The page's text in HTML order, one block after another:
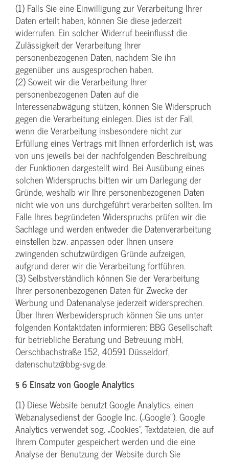
(1) Falls Sie eine Einwilligung zur Verarbeitung Ihrer
Daten erteilt haben, können Sie diese jederzeit
widerrufen. Ein solcher Widerruf beeinflusst die
Zulässigkeit der Verarbeitung Ihrer
personenbezogenen Daten, nachdem Sie ihn
gegenüber uns ausgesprochen haben.
(2) Soweit wir die Verarbeitung Ihrer
personenbezogenen Daten auf die
Interessenabwägung stützen, können Sie Widerspruch
gegen die Verarbeitung einlegen. Dies ist der Fall,
wenn die Verarbeitung insbesondere nicht zur
Erfüllung eines Vertrags mit Ihnen erforderlich ist, was
von uns jeweils bei der nachfolgenden Beschreibung
der Funktionen dargestellt wird. Bei Ausübung eines
solchen Widerspruchs bitten wir um Darlegung der
Gründe, weshalb wir Ihre personenbezogenen Daten
nicht wie von uns durchgeführt verarbeiten sollten. Im
Falle Ihres begründeten Widerspruchs prüfen wir die
Sachlage und werden entweder die Datenverarbeitung
einstellen bzw. anpassen oder Ihnen unsere
zwingenden schutzwürdigen Gründe aufzeigen,
aufgrund derer wir die Verarbeitung fortführen.
(3) Selbstverständlich können Sie der Verarbeitung
Ihrer personenbezogenen Daten für Zwecke der
Werbung und Datenanalyse jederzeit widersprechen.
Über Ihren Werbewiderspruch können Sie uns unter
folgenden Kontaktdaten informieren: BBG Gesellschaft
für betriebliche Beratung und Betreuung mbH,
Oerschbachstraße 152, 40591 Düsseldorf,
datenschutz@bbg-svg.de.
§ 6 Einsatz von Google Analytics
(1) Diese Website benutzt Google Analytics, einen
Webanalysedienst der Google Inc. („Google“). Google
Analytics verwendet sog. „Cookies“, Textdateien, die auf
Ihrem Computer gespeichert werden und die eine
Analyse der Benutzung der Website durch Sie